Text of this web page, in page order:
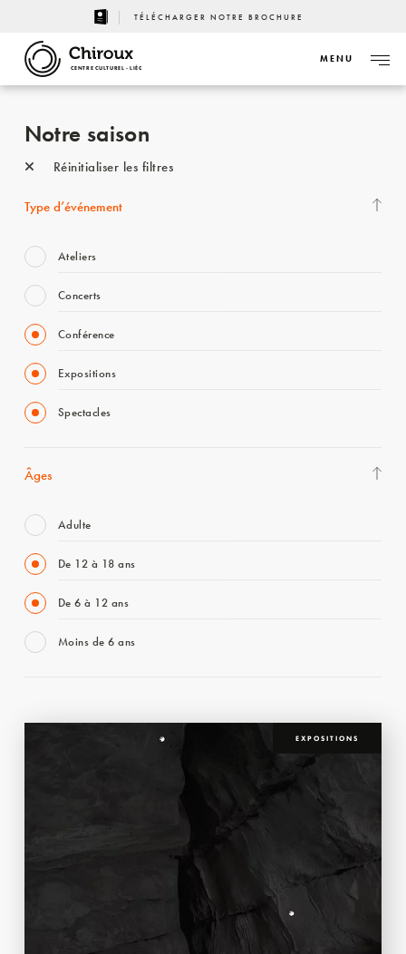
TÉLÉCHARGER NOTRE BROCHURE
CENTRE CULTUREL - LIÈGE
MENU
Notre saison
Réinitialiser les filtres
Type d’événement
Ateliers
Concerts
Conférence
Expositions
Spectacles
Âges
Adulte
De 12 à 18 ans
De 6 à 12 ans
Moins de 6 ans
EXPOSITIONS